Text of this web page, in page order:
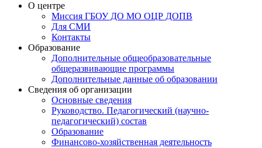
О центре
Миссия ГБОУ ДО МО ОЦР ДОПВ
Для СМИ
Контакты
Образование
Дополнительные общеобразовательные
общеразвивающие программы
Дополнительные данные об образовании
Сведения об организации
Основные сведения
Руководство. Педагогический (научно-
педагогический) состав
Образование
Финансово-хозяйственная деятельность